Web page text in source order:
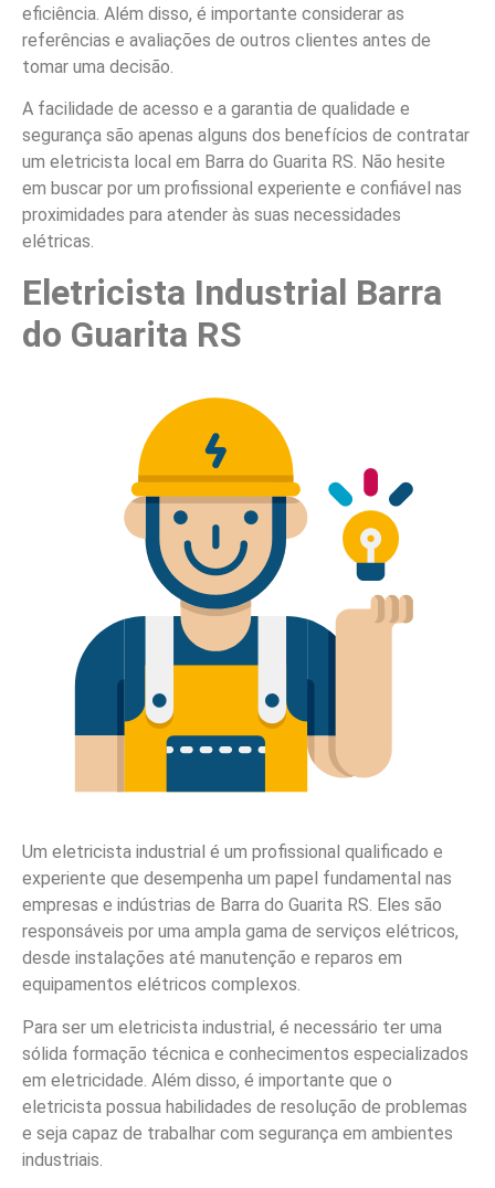
eficiência. Além disso, é importante considerar as
referências e avaliações de outros clientes antes de
tomar uma decisão.
A facilidade de acesso e a garantia de qualidade e
segurança são apenas alguns dos benefícios de contratar
um eletricista local em Barra do Guarita RS. Não hesite
em buscar por um profissional experiente e confiável nas
proximidades para atender às suas necessidades
elétricas.
Eletricista Industrial Barra
do Guarita RS
Um eletricista industrial é um profissional qualificado e
experiente que desempenha um papel fundamental nas
empresas e indústrias de Barra do Guarita RS. Eles são
responsáveis por uma ampla gama de serviços elétricos,
desde instalações até manutenção e reparos em
equipamentos elétricos complexos.
Para ser um eletricista industrial, é necessário ter uma
sólida formação técnica e conhecimentos especializados
em eletricidade. Além disso, é importante que o
eletricista possua habilidades de resolução de problemas
e seja capaz de trabalhar com segurança em ambientes
industriais.